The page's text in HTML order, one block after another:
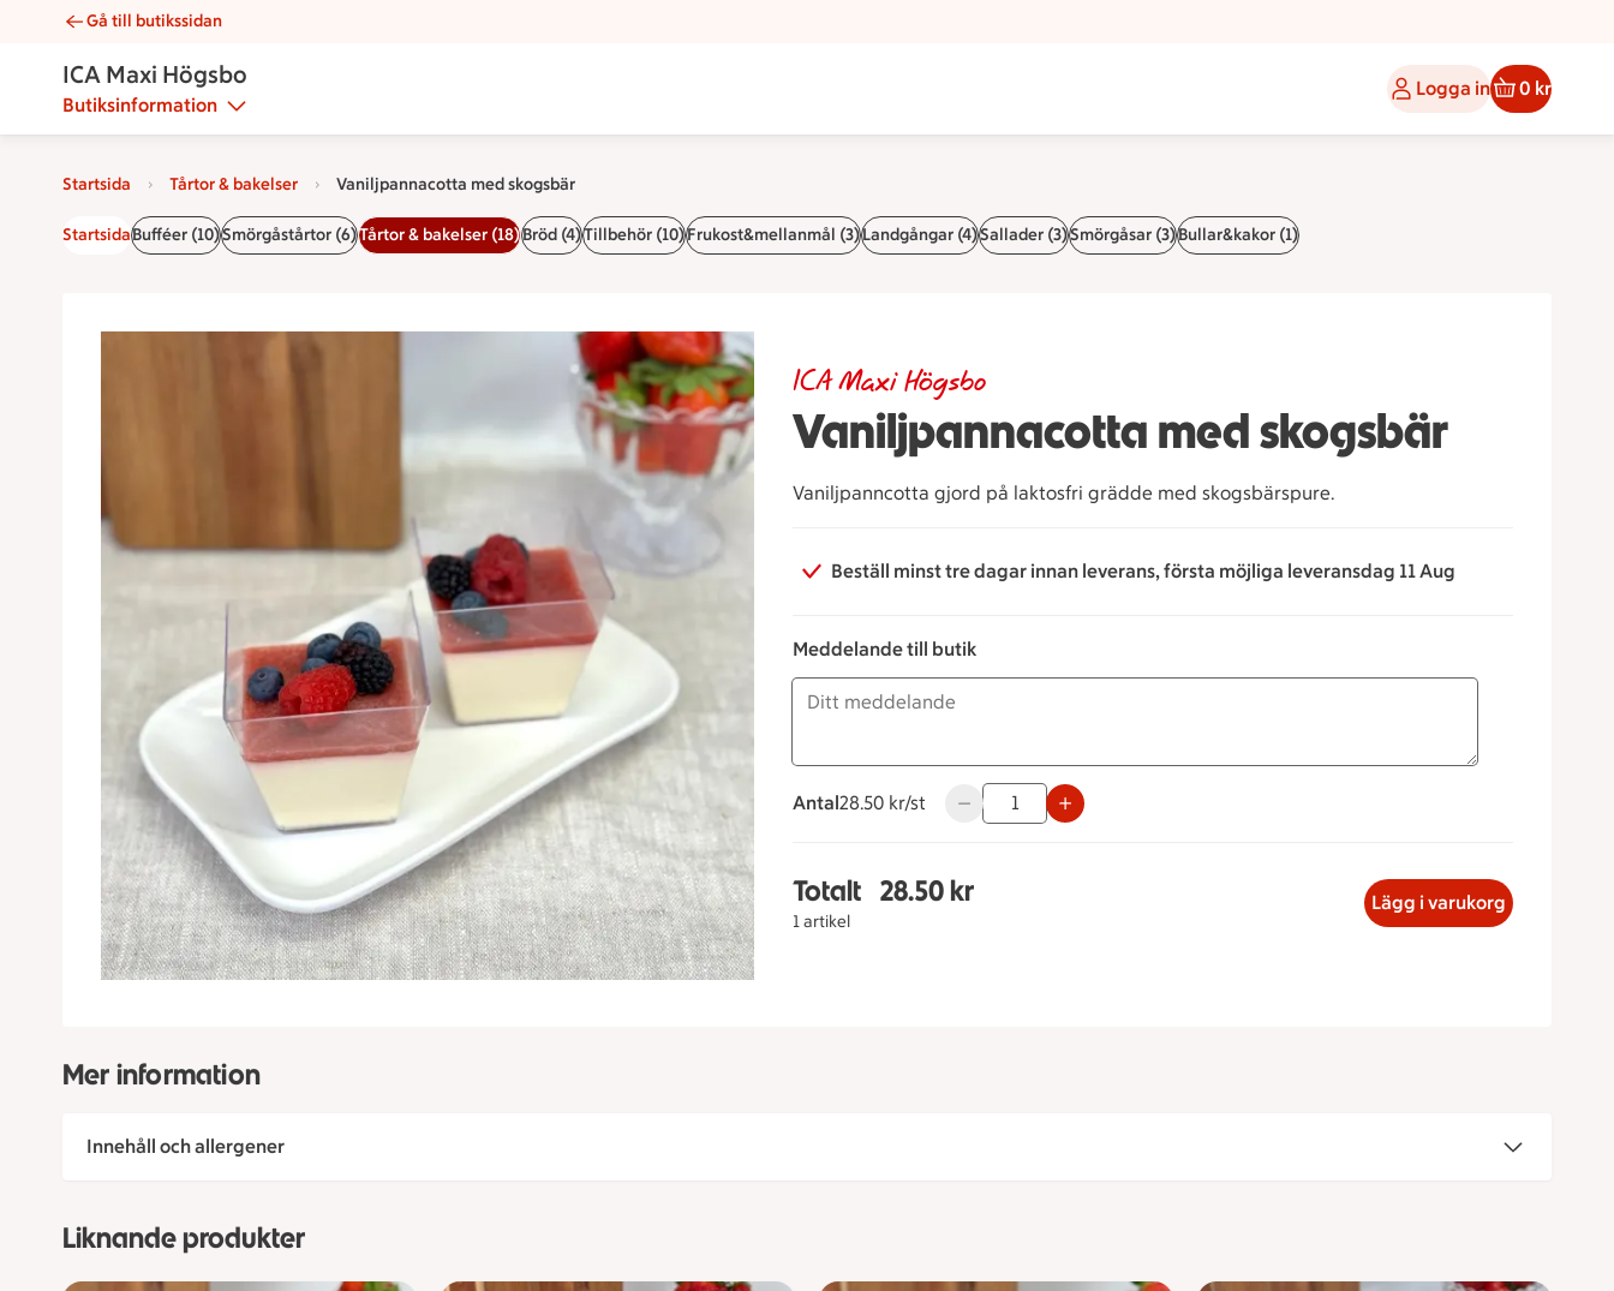
Vaniljpannacotta med skogsbär | Catering ICA Maxi Högsbo
Gå till butikssidan
ICA Maxi Högsbo
Butiksinformation
Logga in 0 kr
Startsida Tårtor & bakelser Vaniljpannacotta med skogsbär
StartsidaBufféer (10)Smörgåstårtor (6)Tårtor & bakelser (18)Bröd (4)Tillbehör (10)Frukost&mellanmål (3)Landgångar (4)Sallader (3)Smörgåsar (3)Bullar&kakor (1)
Vaniljpannacotta med skogsbär
ICA Maxi Högsbo
Vaniljpanncotta gjord på laktosfri grädde med skogsbärspure.
Beställ minst tre dagar innan leverans, första möjliga leveransdag 11 Aug
Meddelande till butik
Antal
28.50 kronor styck
28.50 kr/st Använd knapparna för att minska eller öka värdet, eller ange ett värde
Totalt
1 artikel
Totalt 1 stycken Vaniljpannacotta med Skogsbär, 28.50 kronor
28.50 kr Lägg i varukorg
Mer information
Innehåll och allergener
Liknande produkter